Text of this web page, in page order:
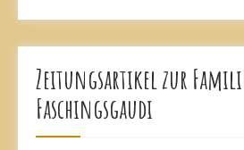
Zeitungsartikel zur
Faschingsgaudi